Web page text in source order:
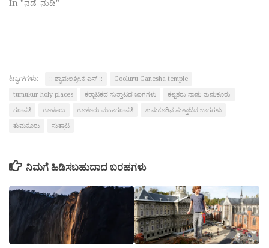
In "ನಡೆ-ನುಡಿ"
ಟ್ಯಾಗ್‌ಗಳು: :: ಶ್ಯಾಮಲಶ್ರೀ.ಕೆ.ಎಸ್ ::
Gooluru Ganesha temple
tumukur holy places
ಕರ‍್ನಾಟಕದ ಸುತ್ತಾಟದ ಜಾಗಗಳು
ಕಲ್ಪತರು ನಾಡು ತುಮಕೂರು
ಗಣಪತಿ
ಗೂಳೂರು ಗೂಳೂರು ಮಹಾಗಣಪತಿ
ತುಮಕೂರಿನ ಸುತ್ತಾಟದ ಜಾಗಗಳು
ತುಮಕೂರು
ಸುತ್ತಾಟ
ನಿಮಗೆ ಹಿಡಿಸಬಹುದಾದ ಬರಹಗಳು